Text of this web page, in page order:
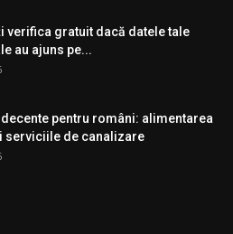
verifica gratuit dacă datele tale
au ajuns pe...
pentru români: alimentarea
serviciile de canalizare